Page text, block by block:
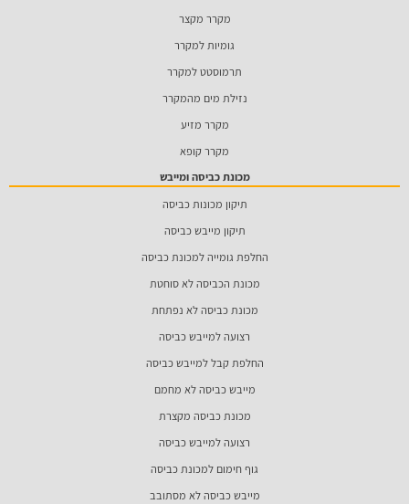
מקרר מקצר
גומיות למקרר
תרמוסטט למקרר
נזילת מים מהמקרר
מקרר מזיע
מקרר קופא
מכונת כביסה ומייבש
תיקון מכונות כביסה
תיקון מייבש כביסה
החלפת גומייה למכונת כביסה
מכונת הכביסה לא סוחטת
מכונת כביסה לא נפתחת
רצועה למייבש כביסה
החלפת קבל למייבש כביסה
מייבש כביסה לא מחמם
מכונת כביסה מקצרת
רצועה למייבש כביסה
גוף חימום למכונת כביסה
מייבש כביסה לא מסתובב